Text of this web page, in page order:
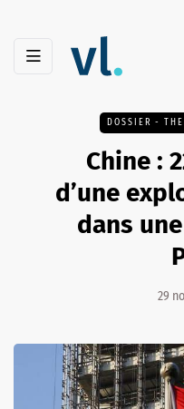
DOSSIER -
Chine :
d’une
dans
29